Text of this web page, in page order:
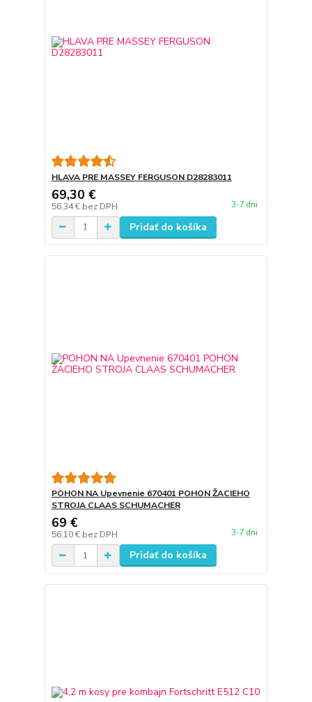
HLAVA PRE MASSEY FERGUSON D28283011
69,30 €
56,34 € bez DPH 3-7 dni
Pridať do košíka
POHON NA Upevnenie 670401 POHON ŽACIEHO
STROJA CLAAS SCHUMACHER
69 €
56,10 € bez DPH 3-7 dni
Pridať do košíka